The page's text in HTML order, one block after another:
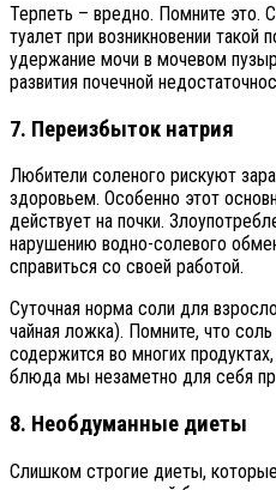
Терпеть – вредно. Помните это.
туалет при возникновении такой
удержание мочи в мочевом
развития почечной
7. Переизбыток натрия
Любители соленого рискуют
здоровьем. Особенно этот
действует на почки.
нарушению водно-солевого
справиться со своей работой.
Суточная норма соли для
чайная ложка). Помните, что
содержится во многих
блюда мы незаметно для себя
8. Необдуманные диеты
Слишком строгие диеты,